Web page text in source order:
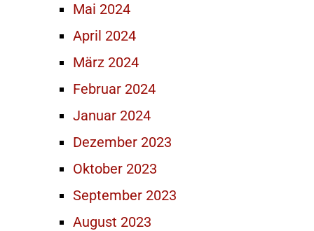
Mai 2024
April 2024
März 2024
Februar 2024
Januar 2024
Dezember 2023
Oktober 2023
September 2023
August 2023